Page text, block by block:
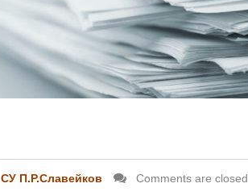
СУ П.Р.Славейков Comments are closed